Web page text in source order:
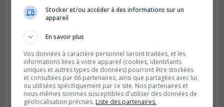
Stocker et/ou accéder à des informations sur un
appareil
En savoir plus
Vos données à caractère personnel seront traitées, et les
informations liées à votre appareil (cookies, identifiants
uniques et autres types de données) pourront être stockées
et consultées par 66 partenaires, ainsi que partagées avec lui,
ou utilisées spécifiquement par ce site. Nos partenaires et
nous-mêmes sommes susceptibles d'utiliser des données de
géolocalisation précises. Liste des partenaires.